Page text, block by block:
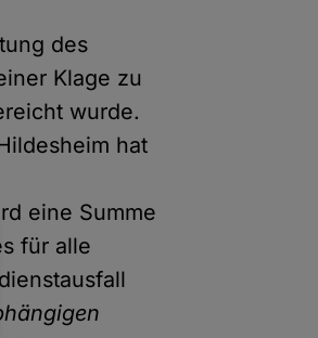
des
Klage zu
wurde.
hat
eine Summe
für alle